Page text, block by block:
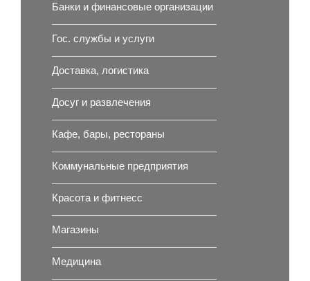
Банки и финансовые организации
Гос. службы и услуги
Доставка, логистика
Досуг и развлечения
Кафе, бары, рестораны
Коммунальные предприятия
Красота и фитнесс
Магазины
Медицина